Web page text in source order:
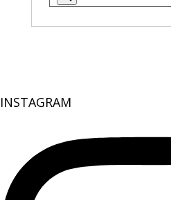
INSTAGRAM